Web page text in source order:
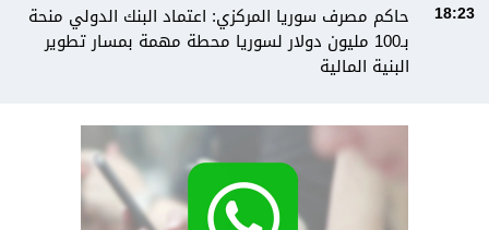
18:23
حاكم مصرف سوريا المركزي: اعتماد البنك الدولي منحة
بـ100 مليون دولار لسوريا محطة مهمة بمسار تطوير
البنية المالية